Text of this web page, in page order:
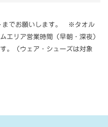
までお願いします。 ※タオル
エリア営業時間（早朝・深夜）
。（ウェア・シューズは対象